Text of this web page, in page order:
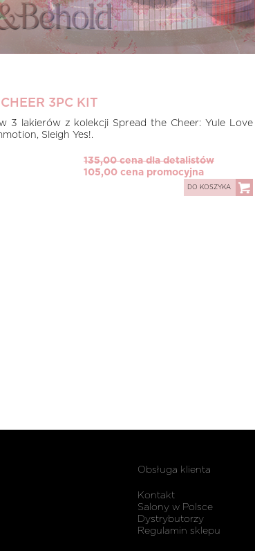
3PC KIT
3 lakierów z kolekcji Spread the Cheer: Yule Love
Sleigh Yes!.
135,00 cena dla detalistów
105,00 cena promocyjna
DO KOSZYKA
Obsługa klienta
Kontakt
Salony w Polsce
Dystrybutorzy
Regulamin sklepu